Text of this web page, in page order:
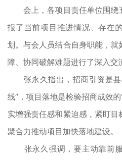
会上，各项目责任单位围绕
报了当前项目推进情况、存在
划。与会人员结合自身职能，
障、协同破解难题进行了深入交
张永久指出，招商引资是县
线”，项目落地是检验招商成效
实增强责任感和紧迫感，紧盯
聚合力推动项目加快落地建设。
张永久强调，要主动靠前服